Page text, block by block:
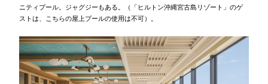
ニティプール。ジャグジーもある。（「ヒルトン沖縄宮古島リゾート」のゲ
ストは、こちらの屋上プールの使用は不可）。